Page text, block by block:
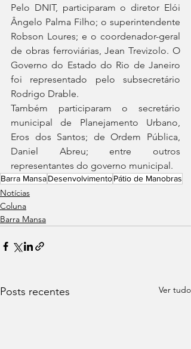
Pelo DNIT, participaram o diretor Elói
Ângelo Palma Filho; o superintendente
Robson Loures; e o coordenador-geral
de obras ferroviárias, Jean Trevizolo. O
Governo do Estado do Rio de Janeiro
foi representado pelo subsecretário
Rodrigo Drable.
Também participaram o secretário
municipal de Planejamento Urbano,
Eros dos Santos; de Ordem Pública,
Daniel Abreu; entre outros
representantes do governo municipal.
Barra MansaDesenvolvimentoPátio de Manobras
Notícias
Coluna
Barra Mansa
Posts recentes Ver tudo